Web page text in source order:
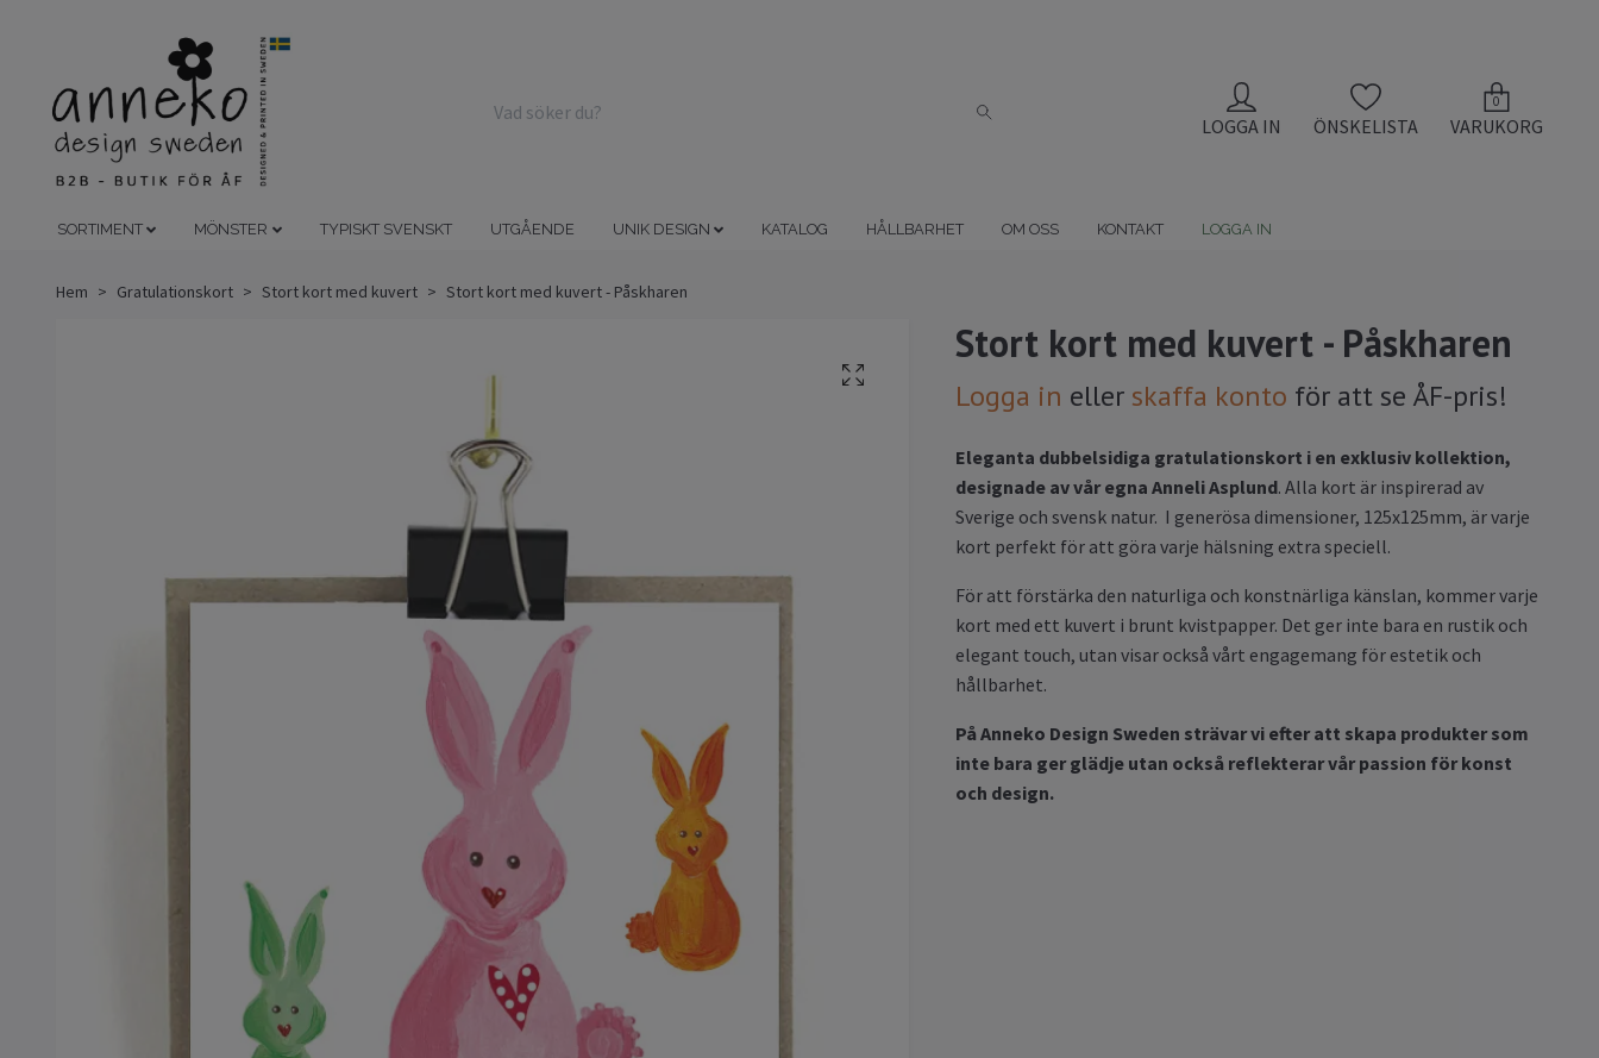
LOGGA IN ÖNSKELISTA
0
VARUKORG
SORTIMENT MÖNSTER TYPISKT SVENSKT UTGÅENDE UNIK DESIGN KATALOG HÅLLBARHET OM OSS KONTAKT LOGGA IN
Hem Gratulationskort Stort kort med kuvert Stort kort med kuvert - Påskharen
Stort kort med kuvert - Påskharen
Logga in eller skaffa konto för att se ÅF-pris!
Eleganta dubbelsidiga gratulationskort i en exklusiv kollektion,
designade av vår egna Anneli Asplund. Alla kort är inspirerad av
Sverige och svensk natur. I generösa dimensioner, 125x125mm, är varje
kort perfekt för att göra varje hälsning extra speciell.
För att förstärka den naturliga och konstnärliga känslan, kommer varje
kort med ett kuvert i brunt kvistpapper. Det ger inte bara en rustik och
elegant touch, utan visar också vårt engagemang för estetik och
hållbarhet.
På Anneko Design Sweden strävar vi efter att skapa produkter som
inte bara ger glädje utan också reflekterar vår passion för konst
och design.